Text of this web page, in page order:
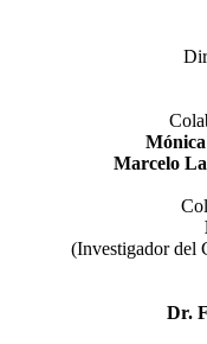
Marcelo
(Investigador
Dr.